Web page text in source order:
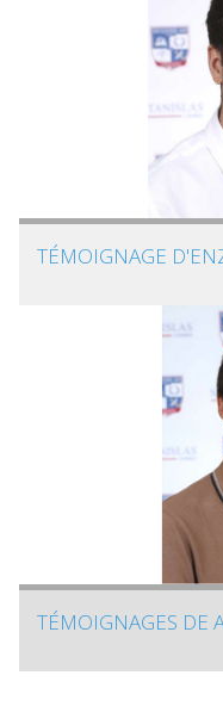
TÉMOIGNAGE
TÉMOIGNAGES DE